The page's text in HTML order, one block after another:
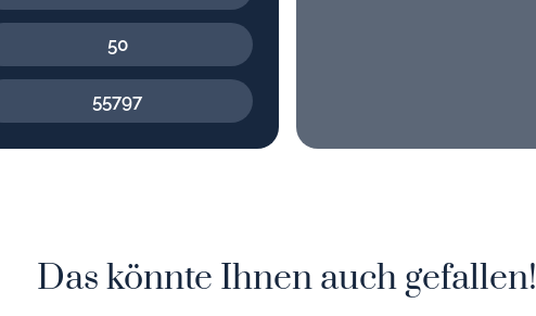
50
55797
Das könnte Ihnen auch gefallen!